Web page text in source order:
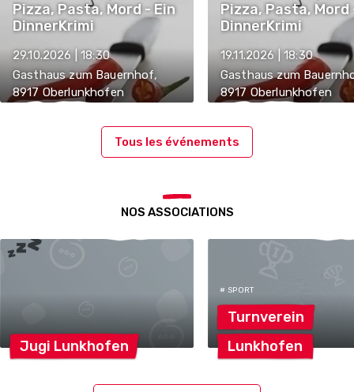
Pizza, Pasta, Mord - Ein
DinnerKrimi
29.10.2026 | 18:30
Gasthaus zum Bauernhof,
8917 Oberlunkhofen
Pizza, Pasta, Mord
DinnerKrimi
19.11.2026 | 18:30
Gasthaus zum
8917 Oberlunkhofen
Tous les événements
NOS ASSOCIATIONS
Jugi Lunkhofen
# SPORT
Turnverein
Lunkhofen